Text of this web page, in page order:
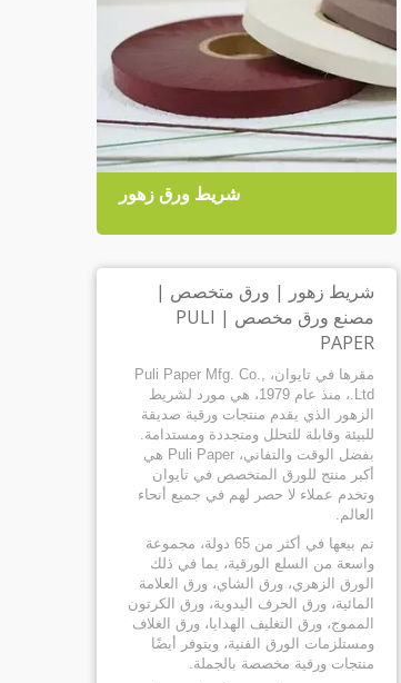
شريط ورق زهور
شريط زهور | ورق متخصص |
مصنع ورق مخصص | PULI
PAPER
مقرها في تايوان، Puli Paper Mfg. Co.,
Ltd.، منذ عام 1979، هي مورد لشريط
الزهور الذي يقدم منتجات ورقية صديقة
للبيئة وقابلة للتحلل ومتجددة ومستدامة.
بفضل الوقت والتفاني، Puli Paper هي
أكبر منتج للورق المتخصص في تايوان
وتخدم عملاء لا حصر لهم في جميع أنحاء
العالم.
تم بيعها في أكثر من 65 دولة، مجموعة
واسعة من السلع الورقية، بما في ذلك
الورق الزهري، ورق الشاي، ورق العلامة
المائية، ورق الحرف اليدوية، ورق الكرتون
المموج، ورق التغليف الهدايا، ورق الغلاف
ومستلزمات الورق الفنية، ويتوفر أيضًا
منتجات ورقية مخصصة بالجملة.